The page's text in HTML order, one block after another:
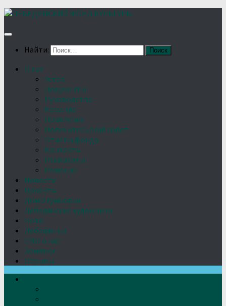
Найти:
О нас
Устав
Документы
Руководство
Команда
Правление
Попечительский совет
Отчёты фонда
Контакты
Реквизиты
Решение
Новости
Проекты
Дом Игумновых
Лебедянские художники
Фото
Лебедянцы
СМИ о нас
Земляки
Отзывы